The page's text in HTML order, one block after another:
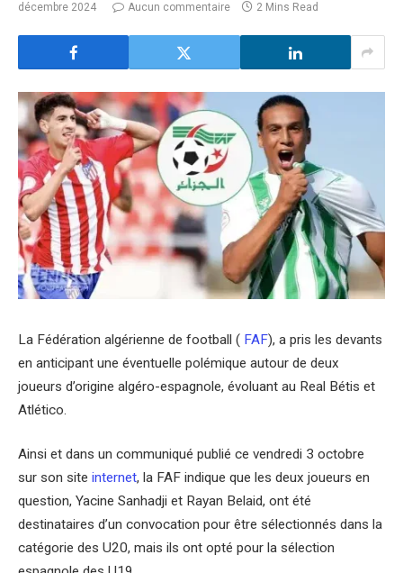
décembre 2024
Aucun commentaire 2 Mins Read
La Fédération algérienne de football ( FAF), a pris les devants
en anticipant une éventuelle polémique autour de deux
joueurs d’origine algéro-espagnole, évoluant au Real Bétis et
Atlético.
Ainsi et dans un communiqué publié ce vendredi 3 octobre
sur son site internet, la FAF indique que les deux joueurs en
question, Yacine Sanhadji et Rayan Belaid, ont été
destinataires d’un convocation pour être sélectionnés dans la
catégorie des U20, mais ils ont opté pour la sélection